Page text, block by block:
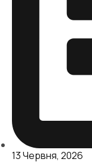
13 Червня, 2026